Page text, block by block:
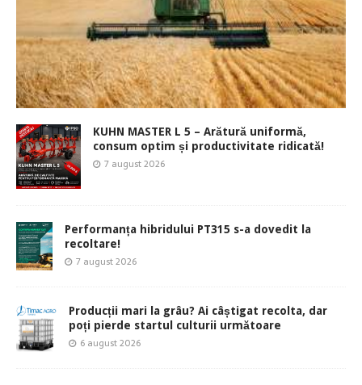
KUHN MASTER L 5 – Arătură uniformă,
consum optim și productivitate ridicată!
7 august 2026
Performanța hibridului PT315 s-a dovedit la
recoltare!
7 august 2026
Producții mari la grâu? Ai câștigat recolta, dar
poți pierde startul culturii următoare
6 august 2026